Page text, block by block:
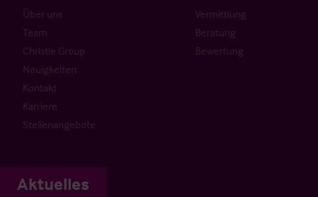
Über uns
Team
Christie Group
Neuigkeiten
Kontakt
Karriere
Stellenangebote
Vermittlung
Beratung
Bewertung
Aktuelles